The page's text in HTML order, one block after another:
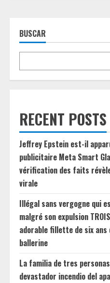
BUSCAR
RECENT POSTS
Jeffrey Epstein est-il
publicitaire Meta Smart
vérification des faits
virale
Illégal sans vergogne qui
malgré son expulsion
adorable fillette de six
ballerine
La familia de tres
devastador incendio del